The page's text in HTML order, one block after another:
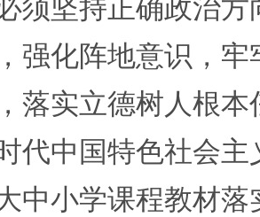
须坚持正确政治
强化阵地意识，
落实立德树人根
代中国特色社会
中小学课程教材